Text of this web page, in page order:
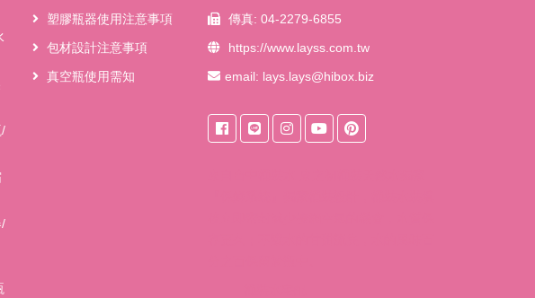
塑膠瓶器使用注意事項
包材設計注意事項
真空瓶使用需知
傳真: 04-2279-6855
https://www.layss.com.tw
email: lays.lays@hibox.biz